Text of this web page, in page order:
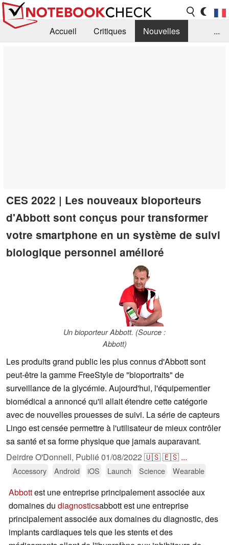
Accueil Critiques
Nouvelles
...
CES 2022 | Les nouveaux bioporteurs
d'Abbott sont conçus pour transformer
votre smartphone en un système de suivi
biologique personnel amélioré
Un bioporteur Abbott. (Source :
Abbott)
Les produits grand public les plus connus d'Abbott sont
peut-être la gamme FreeStyle de "bioportraits" de
surveillance de la glycémie. Aujourd'hui, l'équipementier
biomédical a annoncé qu'il allait étendre cette catégorie
avec de nouvelles prouesses de suivi. La série de capteurs
Lingo est censée permettre à l'utilisateur de mieux contrôler
sa santé et sa forme physique que jamais auparavant.
Deirdre O'Donnell, Publié01/08/2022 🇺🇸🇪🇸 ...
Accessory Android iOS Launch Science Wearable
Abbottest une entreprise principalement associée aux
domaines du diagnosticsabbott est une entreprise
principalement associée aux domaines du diagnostic, des
implants cardiaques tels que les stents et des